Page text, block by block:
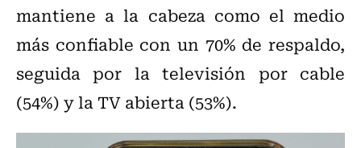
mantiene a la cabeza como el medio
más confiable con un 70% de respaldo,
seguida por la televisión por cable
(54%) y la TV abierta (53%).